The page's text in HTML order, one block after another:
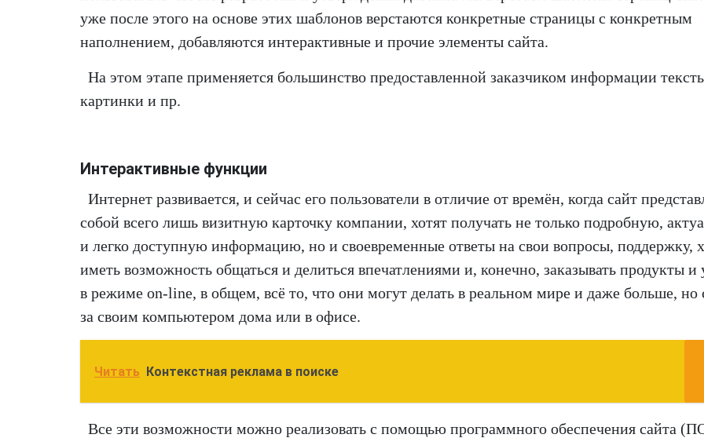
уже после этого на основе этих шаблонов верстаются конкретные страницы с конкретным
наполнением, добавляются интерактивные и прочие элементы сайта.
На этом этапе применяется большинство предоставленной заказчиком информации
картинки и пр.
Интерактивные функции
Интернет развивается, и сейчас его пользователи в отличие от времён, когда сайт
собой всего лишь визитную карточку компании, хотят получать не только подробную,
и легко доступную информацию, но и своевременные ответы на свои вопросы, поддержку,
иметь возможность общаться и делиться впечатлениями и, конечно, заказывать продукты и
в режиме on-line, в общем, всё то, что они могут делать в реальном мире и даже больше, но
за своим компьютером дома или в офисе.
Читать Контекстная реклама в поиске
Все эти возможности можно реализовать с помощью программного обеспечения сайта